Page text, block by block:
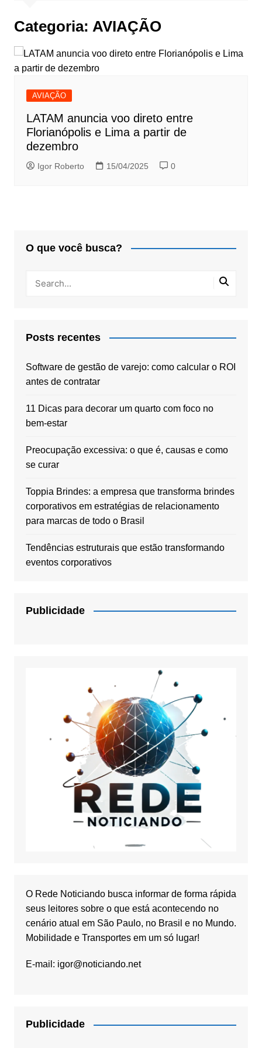
Categoria: AVIAÇÃO
AVIAÇÃO
LATAM anuncia voo direto entre
Florianópolis e Lima a partir de
dezembro
Igor Roberto 15/04/2025 0
O que você busca?
Posts recentes
Software de gestão de varejo: como calcular o ROI
antes de contratar
11 Dicas para decorar um quarto com foco no
bem-estar
Preocupação excessiva: o que é, causas e como
se curar
Toppia Brindes: a empresa que transforma brindes
corporativos em estratégias de relacionamento
para marcas de todo o Brasil
Tendências estruturais que estão transformando
eventos corporativos
Publicidade
O Rede Noticiando busca informar de forma rápida
seus leitores sobre o que está acontecendo no
cenário atual em São Paulo, no Brasil e no Mundo.
Mobilidade e Transportes em um só lugar!
E-mail: igor@noticiando.net
Publicidade